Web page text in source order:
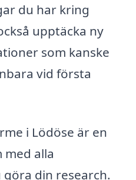
du har kring
upptäcka ny
som kanske
vid första
i Lödöse är en
med alla
din research.